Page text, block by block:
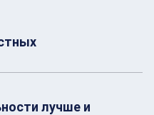
лучше и